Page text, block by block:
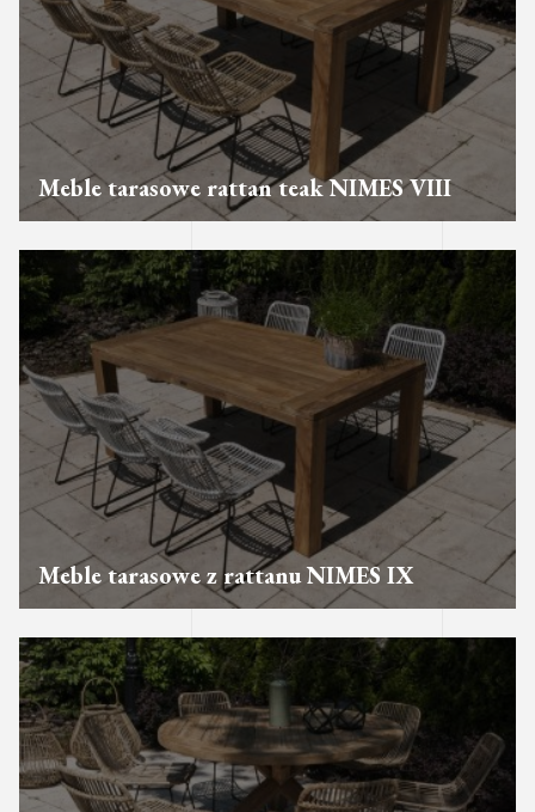
Meble tarasowe rattan teak NIMES VIII
Meble tarasowe z rattanu NIMES IX